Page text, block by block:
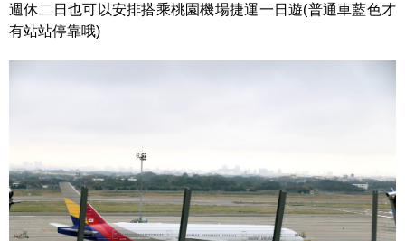
週休二日也可以安排搭乘桃園機場捷運一日遊(普通車藍色才
有站站停靠哦)